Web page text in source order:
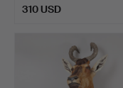
310 USD